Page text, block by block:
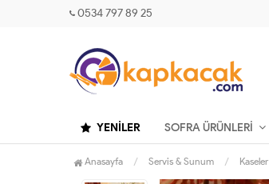
0534 797 89 25
YENILER SOFRA ÜRÜNLERI
Anasayfa Servis & Sunum Kaseler